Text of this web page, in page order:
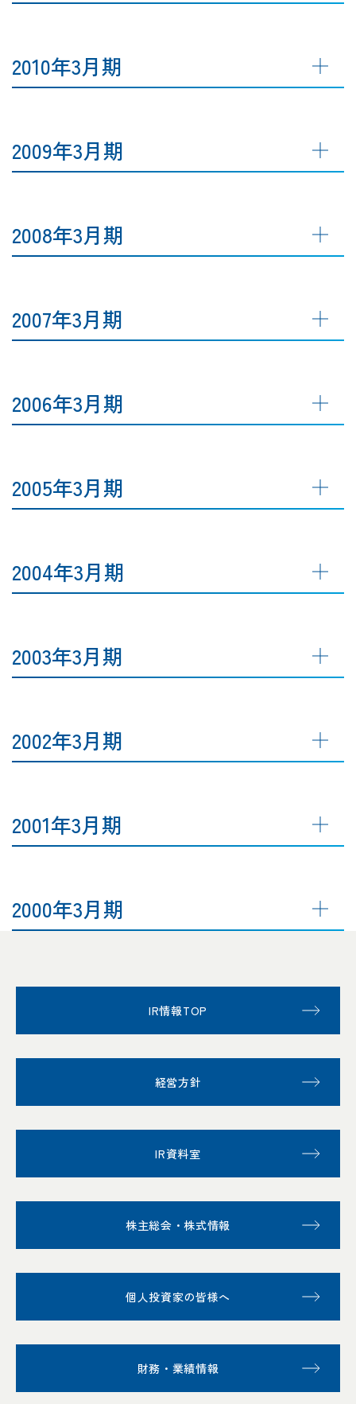
2010年3月期
2009年3月期
2008年3月期
2007年3月期
2006年3月期
2005年3月期
2004年3月期
2003年3月期
2002年3月期
2001年3月期
2000年3月期
IR情報TOP
経営方針
IR資料室
株主総会・株式情報
個人投資家の皆様へ
財務・業績情報